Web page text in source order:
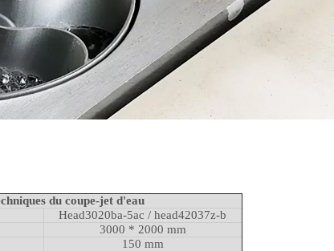
du coupe-jet d'eau
Head3020ba-5ac / head42037z-b
3000 * 2000 mm
150 mm